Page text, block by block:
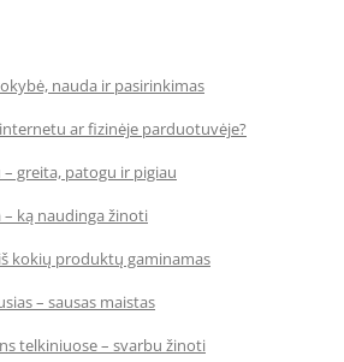
nauda ir pasirinkimas
ar fizinėje parduotuvėje?
greita, patogu ir pigiau
ką naudinga žinoti
kokių produktų gaminamas
– sausas maistas
telkiniuose – svarbu žinoti